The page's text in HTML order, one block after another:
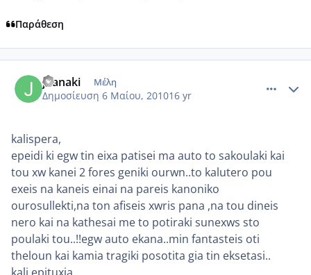
Παράθεση
joanaki Μέλη
Δημοσίευση 6 Μαίου, 201016 yr
kalispera,
epeidi ki egw tin eixa patisei ma auto to sakoulaki kai
tou xw kanei 2 fores geniki ourwn..to kalutero pou
exeis na kaneis einai na pareis kanoniko
ourosullekti,na ton afiseis xwris pana ,na tou dineis
nero kai na kathesai me to potiraki sunexws sto
poulaki tou..!!egw auto ekana..min fantasteis oti
theloun kai kamia tragiki posotita gia tin eksetasi..